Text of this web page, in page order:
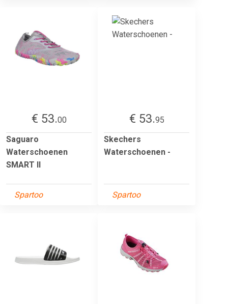
€ 53.00
Saguaro
Waterschoenen
SMART II
Spartoo
€ 53.95
Skechers
Waterschoenen -
Spartoo